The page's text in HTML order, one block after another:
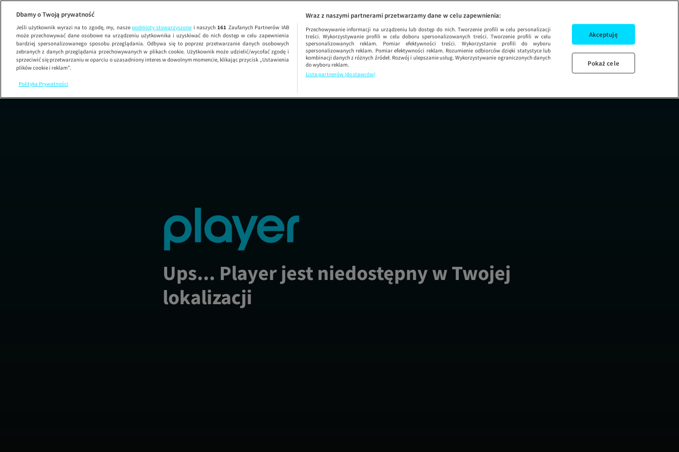
Zakup w ciemnoSEZON 5 ODCINEK 6
Ups... Player jest niedostępny w Twojej
lokalizacji
Dbamy o Twoją prywatność
Jeśli użytkownik wyrazi na to zgodę, my, nasze podmioty stowarzyszone i naszych161 Zaufanych Partnerów IAB
może przechowywać dane osobowe na urządzeniu użytkownika i uzyskiwać do nich dostęp w celu zapewnienia
bardziej spersonalizowanego sposobu przeglądania. Odbywa się to poprzez przetwarzanie danych osobowych
zebranych z danych przeglądania przechowywanych w plikach cookie. Użytkownik może udzielić/wycofać zgodę i
sprzeciwić się przetwarzaniu w oparciu o uzasadniony interes w dowolnym momencie, klikając przycisk „Ustawienia
plików cookie i reklam”.
Polityka Prywatności
Wraz z naszymi partnerami przetwarzamy dane w celu zapewnienia:
Przechowywanie informacji na urządzeniu lub dostęp do nich. Tworzenie profili w celu personalizacji
treści. Wykorzystywanie profili w celu doboru spersonalizowanych treści. Tworzenie profili w celu
spersonalizowanych reklam. Pomiar efektywności treści. Wykorzystanie profili do wyboru
spersonalizowanych reklam. Pomiar efektywności reklam. Rozumienie odbiorców dzięki statystyce lub
kombinacji danych z różnych źródeł. Rozwój i ulepszanie usług. Wykorzystywanie ograniczonych danych
do wyboru reklam.
Lista partnerów (dostawców)
Akceptuję
Pokaż cele